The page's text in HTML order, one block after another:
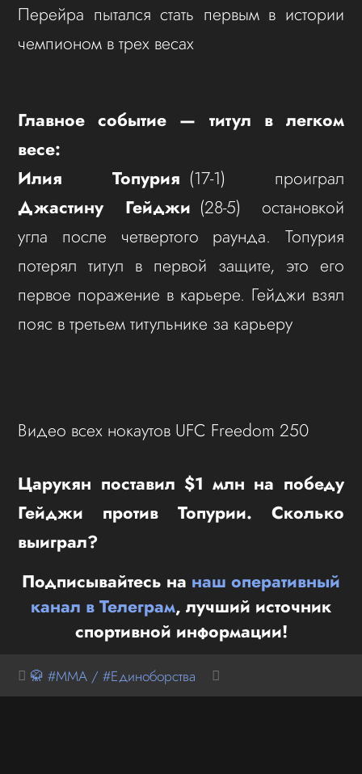
Перейра пытался стать первым в истории
чемпионом в трех весах
Главное событие — титул в легком
весе:
Илия Топурия (17-1) проиграл
Джастину Гейджи (28-5) остановкой
угла после четвертого раунда. Топурия
потерял титул в первой защите, это его
первое поражение в карьере. Гейджи взял
пояс в третьем титульнике за карьеру
Видео всех нокаутов UFC Freedom 250
Царукян поставил $1 млн на победу
Гейджи против Топурии. Сколько
выиграл?
Подписывайтесь на наш оперативный
канал в Телеграм, лучший источник
спортивной информации!
🥋 #MMA / #Единоборства